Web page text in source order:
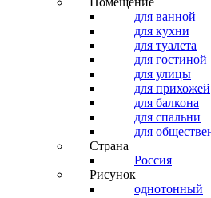
для ванной
для кухни
для туалета
для гостиной
для улицы
для прихожей
для балкона
для спальни
для
Страна
Россия
Рисунок
однотонный